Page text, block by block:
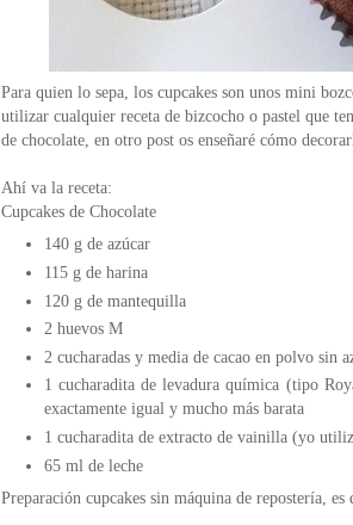
Para quien lo sepa, los cupcakes son unos mini
utilizar cualquier receta de bizcocho o pastel que
de chocolate, en otro post os enseñaré cómo
Ahí va la receta:
Cupcakes de Chocolate
140 g de azúcar
115 g de harina
120 g de mantequilla
2 huevos M
2 cucharadas y media de cacao en polvo
1 cucharadita de levadura química (tipo
exactamente igual y mucho más barata
1 cucharadita de extracto de vainilla (yo
65 ml de leche
Preparación cupcakes sin máquina de repostería, es